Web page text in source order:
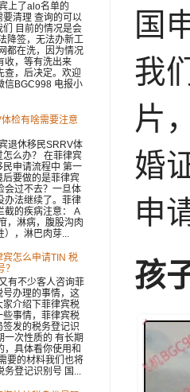
国
我
片
婚
申
孩
上了alo名单的
要清理 查询的可以
们 目前的情况是会
降签，无法办新工
都在洗，因为情况
收，等有洗出来
查，后决定。欢迎
信BGC998 电报小
检有啥需要注意
退休移民SRRV体
怎么办？ 在菲律宾
民申请流程中 第一
后要做的是菲律宾
会过不去？一旦体
办法继续了。菲律
截的疾病注意： A
，淋病，腹股沟肉
，淋巴肉芽...
宾怎么申请TIN 税
？
有不少客人咨询菲
号办理的事情，这
家介绍下菲律宾税
些事情，菲律宾税
发的税务登记识
一次性质的 有长期
，具体看你使用和
要的材料我们也将
登记识别号 国...